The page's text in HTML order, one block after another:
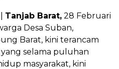
Tanjab Barat, 28 Februari
Desa Suban,
Barat, kini terancam
selama puluhan
masyarakat, kini